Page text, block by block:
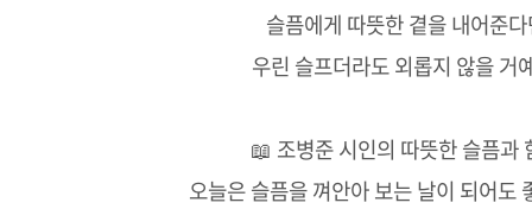
슬픔에게 따뜻한 곁을 내어준
우린 슬프더라도 외롭지 않을 거
📖 조병준 시인의 따뜻한 슬픔과
오늘은 슬픔을 껴안아 보는 날이 되어도